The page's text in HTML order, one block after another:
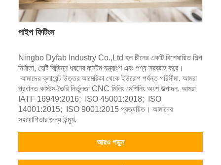
পাইপ ফিটিংস
Ningbo Dyfab Industry Co.,Ltd হল চীনের একটি বিশেষায়িত শিল্প
নির্মাতা, যেটি বিভিন্ন ধরনের কাস্টম যন্ত্রাংশ এবং পণ্য সরবরাহ করে।
আমাদের ক্লায়েন্ট উত্তর আমেরিকা থেকে ইউরোপ পর্যন্ত পরিসীমা. আমরা
প্রধানত কাস্টম-তৈরি নির্ভুলতা CNC মিলিং মেশিনিং অংশ উত্পাদন. আমরা
IATF 16949:2016; ISO 45001:2018; ISO
14001:2015; ISO 9001:2015 প্রত্যয়িত। আমাদের
সহযোগিতার জন্য উন্মুখ.
আরও পড়ুন